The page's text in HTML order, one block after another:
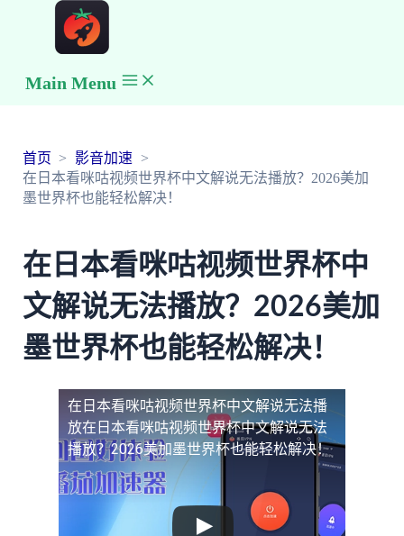
Main Menu
首页
影音加速
在日本看咪咕视频世界杯中文解说无法播放？2026美加
墨世界杯也能轻松解决！
在日本看咪咕视频世界杯中
文解说无法播放？2026美加
墨世界杯也能轻松解决！
在日本看咪咕视频世界杯中文解说无法播
放在日本看咪咕视频世界杯中文解说无法
播放？2026美加墨世界杯也能轻松解决！